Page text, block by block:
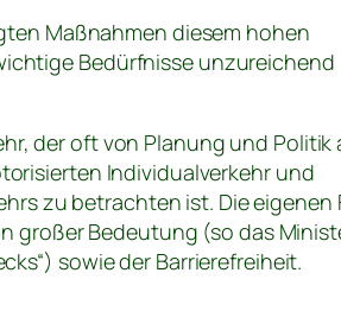
Maßnahmen diesem hohen
Bedürfnisse unzureichend
der oft von Planung und Politik
Individualverkehr und
zu betrachten ist. Die eigenen
großer Bedeutung (so das
sowie der Barrierefreiheit.